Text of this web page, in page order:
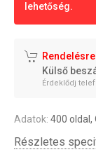
lehetőség.
Rendelésre
Külső
Érdeklődj
Adatok: 400 oldal,
Részletes